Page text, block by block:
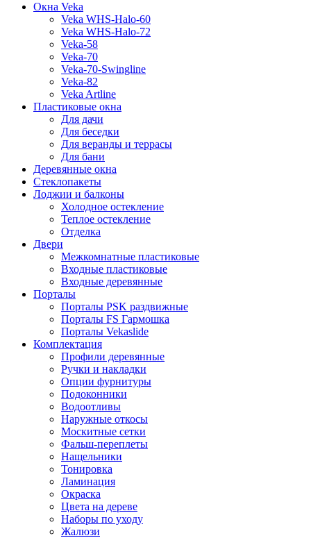
Окна Veka
Veka WHS-Halo-60
Veka WHS-Halo-72
Veka-58
Veka-70
Veka-70-Swingline
Veka-82
Veka Artline
Пластиковые окна
Для дачи
Для беседки
Для веранды и террасы
Для бани
Деревянные окна
Стеклопакеты
Лоджии и балконы
Холодное остекление
Теплое остекление
Отделка
Двери
Межкомнатные пластиковые
Входные пластиковые
Входные деревянные
Порталы
Порталы PSK раздвижные
Порталы FS Гармошка
Порталы Vekaslide
Комплектация
Профили деревянные
Ручки и накладки
Опции фурнитуры
Подоконники
Водоотливы
Наружные откосы
Москитные сетки
Фальш-переплеты
Нащельники
Тонировка
Ламинация
Окраска
Цвета на дереве
Наборы по уходу
Жалюзи